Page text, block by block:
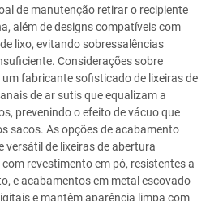
de manutenção retirar o recipiente
além de designs compatíveis com
lixo, evitando sobressalências
Considerações sobre
fabricante sofisticado de lixeiras de
de ar sutis que equalizam a
prevenindo o efeito de vácuo que
sacos. As opções de acabamento
de lixeiras de abertura
revestimento em pó, resistentes a
e acabamentos em metal escovado
e mantêm aparência limpa com